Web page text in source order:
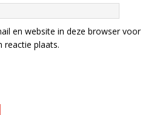
en website in deze browser voor
reactie plaats.